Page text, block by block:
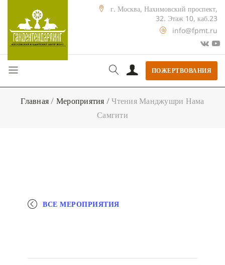
г. Москва, Нахимовский проспект,
32. Этаж 10, каб.23
info@fpmt.ru
ПОЖЕРТВОВАНИЯ
Главная/ Мероприятия /Чтения Манджушри Нама
Самгити
ВСЕ МЕРОПРИЯТИЯ